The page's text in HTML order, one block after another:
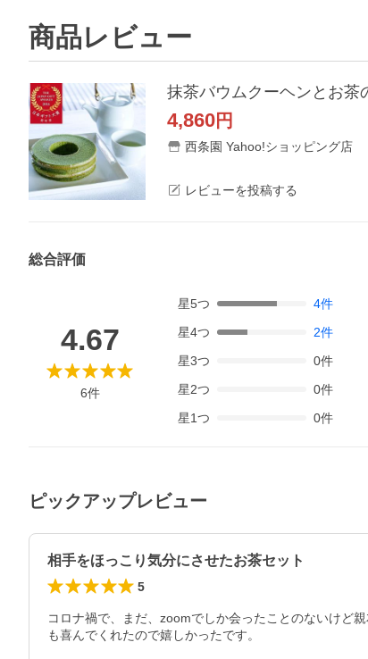
商品レビュー
4,860円
西条園 Yahoo!ショッピング店
レビューを投稿する
総合評価
4.67
6件
星5つ 4件
星4つ 2件
星3つ 0件
星2つ 0件
星1つ 0件
ピックアップレビュー
相手をほっこり気分にさせたお茶セット
5
コロナ禍で、まだ、zoomでしか会ったことのないけど
も喜んでくれたので嬉しかったです。